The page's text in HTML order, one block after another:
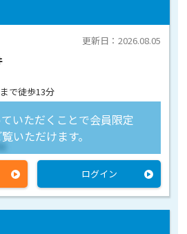
更新日：2026.08.05
で徒歩13分
いただくことで会員限定
いただけます。
ログイン